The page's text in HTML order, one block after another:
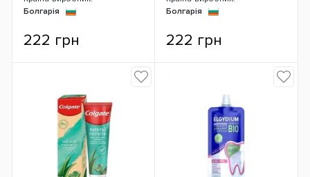
Болгарія
222 грн
Болгарія
222 грн